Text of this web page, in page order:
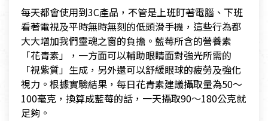
每天都會使用到3C產品，不管是上班盯著電腦、下班
看著電視及平時無時無刻的低頭滑手機，這些行為都
大大增加我們靈魂之窗的負擔。藍莓所含的營養素
「花青素」，一方面可以輔助眼睛面對強光所需的
「視紫質」生成，另外還可以舒緩眼球的疲勞及強化
視力。根據實驗結果，每日花青素建議攝取量為50～
100毫克，換算成藍莓的話，一天攝取90～180公克就
足夠。